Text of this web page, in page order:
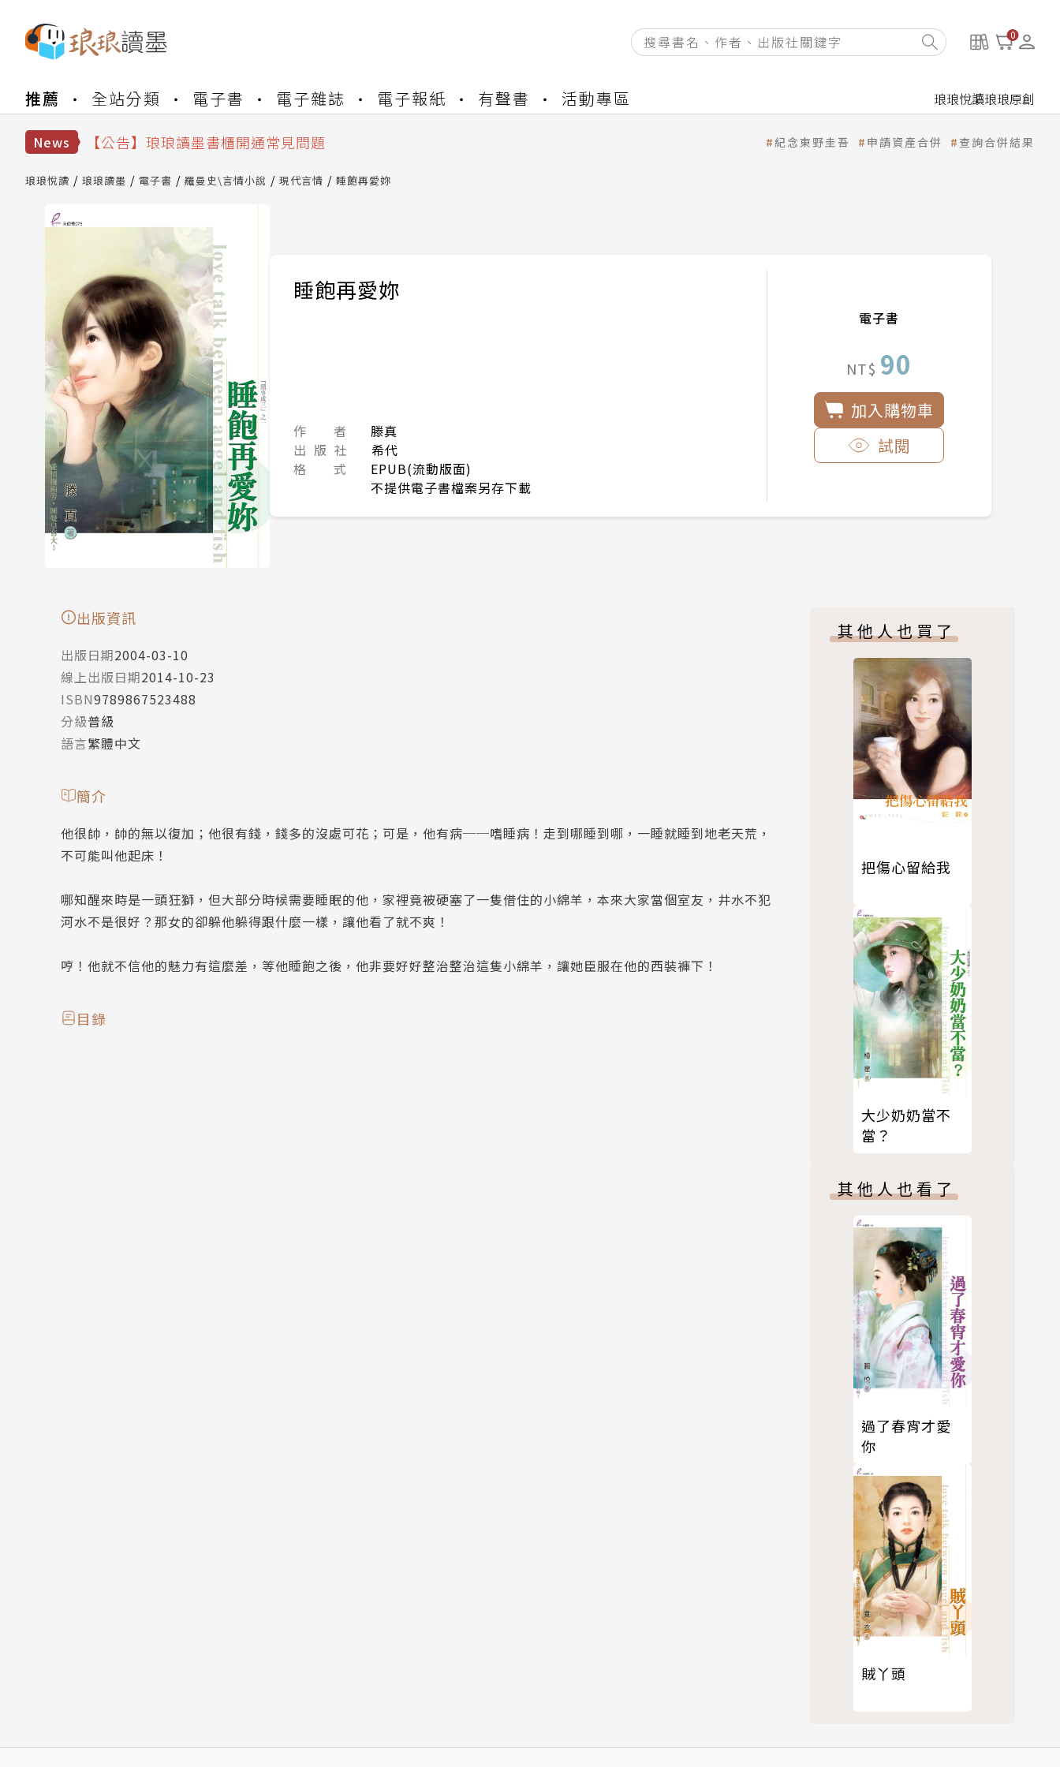
0
推薦 全站分類 電子書 電子雜誌 電子報紙 有聲書 活動專區 琅琅悅讀琅琅原創
News
【公告】琅琅讀墨數位閱讀資產合併與書櫃開通申請
【公告】琅琅讀墨 3 分鐘完成書櫃開通與資產合併申請圖文教學
【公告】琅琅讀墨數位閱讀資產合併與書櫃開通申請
紀念東野圭吾 申請資產合併 查詢合併結果
琅琅悅讀 琅琅讀墨 電子書 羅曼史\言情小說 現代言情 睡飽再愛妳
睡飽再愛妳
作 者
滕真
出 版 社
希代
格 式
EPUB(流動版面)
不提供電子書檔案另存下載
電子書
NT$ 90
加入購物車
試閱
出版資訊
出版日期2004-03-10
線上出版日期2014-10-23
ISBN9789867523488
分級普級
語言繁體中文
簡介
他很帥，帥的無以復加；他很有錢，錢多的沒處可花；可是，他有病──嗜睡病！走到哪睡到哪，一睡就睡到地老天荒，
不可能叫他起床！
哪知醒來時是一頭狂獅，但大部分時候需要睡眠的他，家裡竟被硬塞了一隻借住的小綿羊，本來大家當個室友，井水不犯
河水不是很好？那女的卻躲他躲得跟什麼一樣，讓他看了就不爽！
哼！他就不信他的魅力有這麼差，等他睡飽之後，他非要好好整治整治這隻小綿羊，讓她臣服在他的西裝褲下！
目錄
其他人也買了
把傷心留給我
大少奶奶當不
當？
其他人也看了
過了春宵才愛
你
賊丫頭